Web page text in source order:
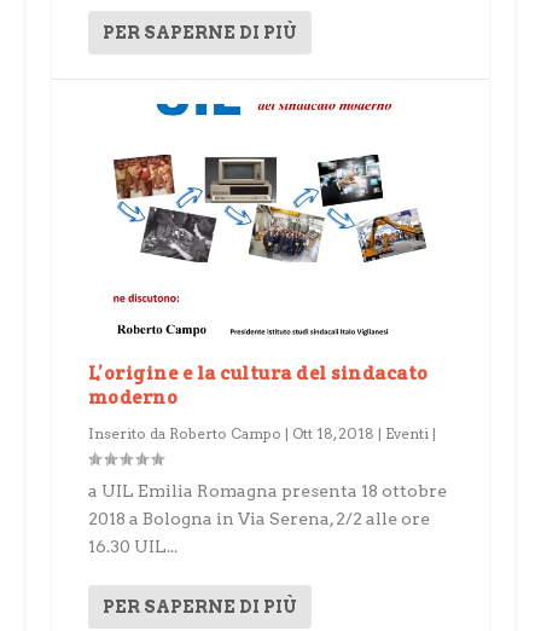
PER SAPERNE DI PIÙ
L’origine e la cultura del sindacato
moderno
Inserito da Roberto Campo | Ott 18, 2018 | Eventi|
a UIL Emilia Romagna presenta 18 ottobre
2018 a Bologna in Via Serena, 2/2 alle ore
16.30 UIL...
PER SAPERNE DI PIÙ